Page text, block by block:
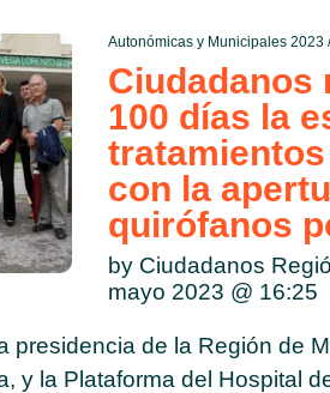
Autonómicas y Municipales 2023
Ciudadanos
100 días la
con la
quirófanos
by Ciudadanos
mayo 2023 @ 16:25
presidencia de la Región de
y la Plataforma del Hospital